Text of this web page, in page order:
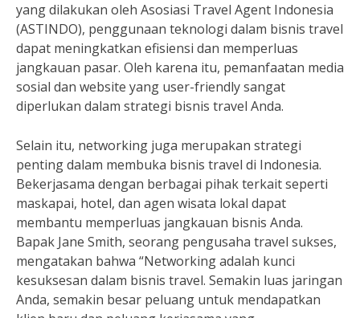
yang dilakukan oleh Asosiasi Travel Agent Indonesia
(ASTINDO), penggunaan teknologi dalam bisnis travel
dapat meningkatkan efisiensi dan memperluas
jangkauan pasar. Oleh karena itu, pemanfaatan media
sosial dan website yang user-friendly sangat
diperlukan dalam strategi bisnis travel Anda.
Selain itu, networking juga merupakan strategi
penting dalam membuka bisnis travel di Indonesia.
Bekerjasama dengan berbagai pihak terkait seperti
maskapai, hotel, dan agen wisata lokal dapat
membantu memperluas jangkauan bisnis Anda.
Bapak Jane Smith, seorang pengusaha travel sukses,
mengatakan bahwa “Networking adalah kunci
kesuksesan dalam bisnis travel. Semakin luas jaringan
Anda, semakin besar peluang untuk mendapatkan